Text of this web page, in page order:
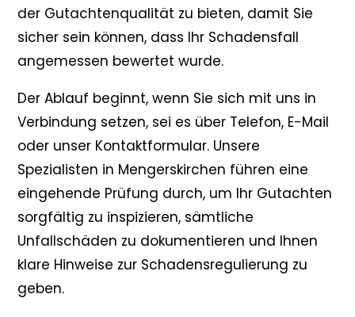
der Gutachtenqualität zu bieten, damit Sie
sicher sein können, dass Ihr Schadensfall
angemessen bewertet wurde.
Der Ablauf beginnt, wenn Sie sich mit uns in
Verbindung setzen, sei es über Telefon, E-Mail
oder unser Kontaktformular. Unsere
Spezialisten in Mengerskirchen führen eine
eingehende Prüfung durch, um Ihr Gutachten
sorgfältig zu inspizieren, sämtliche
Unfallschäden zu dokumentieren und Ihnen
klare Hinweise zur Schadensregulierung zu
geben.